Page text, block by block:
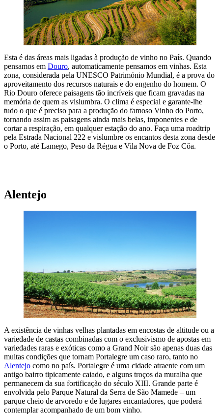
Esta é das áreas mais ligadas à produção de vinho no País. Quando
pensamos em Douro, automaticamente pensamos em vinhas. Esta
zona, considerada pela UNESCO Património Mundial, é a prova do
aproveitamento dos recursos naturais e do engenho do homem. O
Rio Douro oferece paisagens tão incríveis que ficam gravadas na
memória de quem as vislumbra. O clima é especial e garante-lhe
tudo o que é preciso para a produção do famoso Vinho do Porto,
tornando assim as paisagens ainda mais belas, imponentes e de
cortar a respiração, em qualquer estação do ano. Faça uma roadtrip
pela Estrada Nacional 222 e vislumbre os encantos desta zona desde
o Porto, até Lamego, Peso da Régua e Vila Nova de Foz Côa.
Alentejo
A existência de vinhas velhas plantadas em encostas de altitude ou a
variedade de castas combinadas com o exclusivismo de apostas em
variedades raras e exóticas como a Grand Noir são apenas duas das
muitas condições que tornam Portalegre um caso raro, tanto no
Alentejo como no país. Portalegre é uma cidade atraente com um
antigo bairro tipicamente caiado, e alguns troços da muralha que
permanecem da sua fortificação do século XIII. Grande parte é
envolvida pelo Parque Natural da Serra de São Mamede – um
parque cheio de arvoredo e de lugares encantadores, que poderá
contemplar acompanhado de um bom vinho.